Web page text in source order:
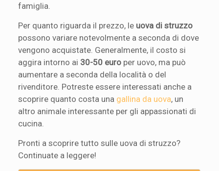
famiglia.
Per quanto riguarda il prezzo, le uova di struzzo
possono variare notevolmente a seconda di dove
vengono acquistate. Generalmente, il costo si
aggira intorno ai 30-50 euro per uovo, ma può
aumentare a seconda della località o del
rivenditore. Potreste essere interessati anche a
scoprire quanto costa una gallina da uova, un
altro animale interessante per gli appassionati di
cucina.
Pronti a scoprire tutto sulle uova di struzzo?
Continuate a leggere!